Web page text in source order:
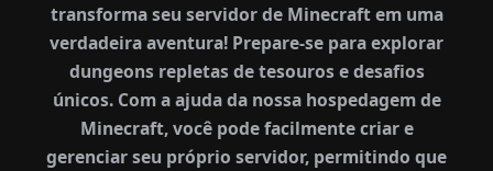
transforma seu servidor de Minecraft em uma
verdadeira aventura! Prepare-se para explorar
dungeons repletas de tesouros e desafios
únicos. Com a ajuda da nossa hospedagem de
Minecraft, você pode facilmente criar e
gerenciar seu próprio servidor, permitindo que